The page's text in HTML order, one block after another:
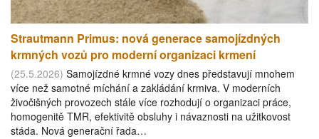
Strautmann Primus: nová generace samojízdných
krmných vozů pro moderní organizaci krmení
(25.5.2026) Samojízdné krmné vozy dnes představují mnohem
více než samotné míchání a zakládání krmiva. V moderních
živočišných provozech stále více rozhodují o organizaci práce,
homogenitě TMR, efektivitě obsluhy i návaznosti na užitkovost
stáda. Nová generační řada…